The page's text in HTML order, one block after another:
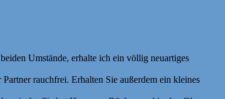
Umstände, erhalte ich ein völlig neuartiges
rauchfrei. Erhalten Sie außerdem ein kleines